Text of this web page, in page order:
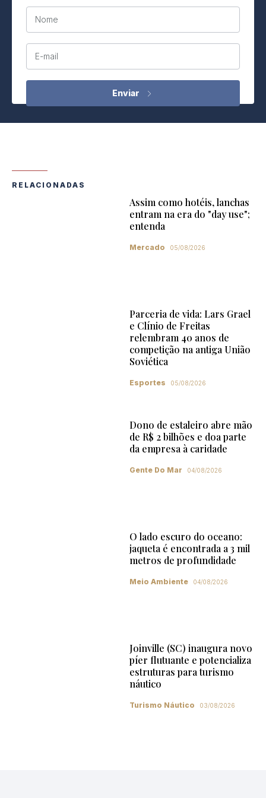
Nome
E-mail
RELACIONADAS
Assim como hotéis, lanchas
entram na era do "day use";
entenda
Mercado 05/08/2026
Parceria de vida: Lars Grael
e Clínio de Freitas
relembram 40 anos de
competição na antiga União
Soviética
Esportes 05/08/2026
Dono de estaleiro abre mão
de R$ 2 bilhões e doa parte
da empresa à caridade
Gente Do Mar 04/08/2026
O lado escuro do oceano:
jaqueta é encontrada a 3 mil
metros de profundidade
Meio Ambiente 04/08/2026
Joinville (SC) inaugura novo
píer flutuante e potencializa
estruturas para turismo
náutico
Turismo Náutico 03/08/2026